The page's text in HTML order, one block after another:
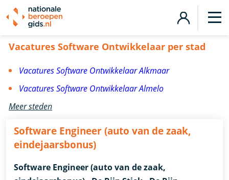
Vacatures Software Ontwikkelaar
Vacatures Software Ontwikkelaar per stad
Vacatures Software Ontwikkelaar Alkmaar
Vacatures Software Ontwikkelaar Almelo
Meer steden
Software Engineer (auto van de zaak,
eindejaarsbonus)
Software Engineer (auto van de zaak,